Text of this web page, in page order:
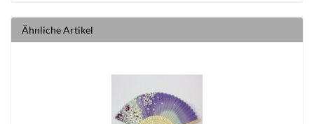
Ähnliche Artikel